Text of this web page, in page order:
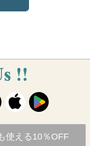
使える10％OFF